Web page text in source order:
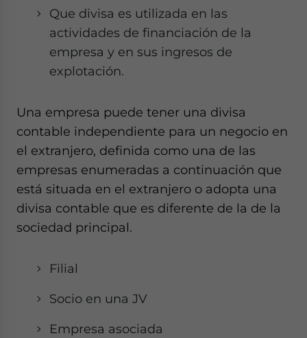
Que divisa es utilizada en las
actividades de financiación de la
empresa y en sus ingresos de
explotación.
Una empresa puede tener una divisa
contable independiente para un negocio en
el extranjero, definida como una de las
empresas enumeradas a continuación que
está situada en el extranjero o adopta una
divisa contable que es diferente de la de la
sociedad principal.
Filial
Socio en una JV
Empresa asociada